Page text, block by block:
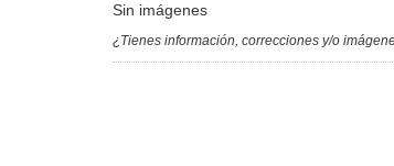
Sin imágenes
¿Tienes información, correcciones y/o